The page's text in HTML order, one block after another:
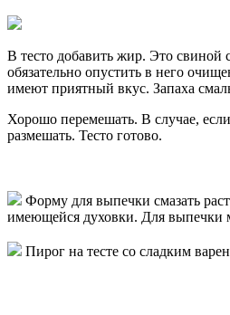
В тесто добавить жир. Это
обязательно опустить в него
имеют приятный вкус. Запаха
Хорошо перемешать. В случае,
размешать. Тесто готово.
Форму для выпечки смазать
имеющейся духовки. Для выпечки
Пирог на тесте со сладким